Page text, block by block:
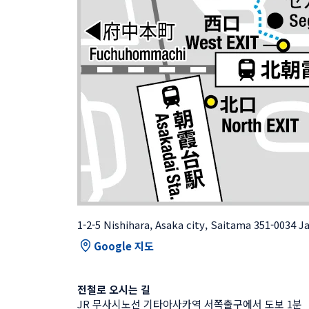
1-2-5 Nishihara, Asaka city, Saitama 351-0034
Google 지도
전철로 오시는 길
JR 무사시노선 기타아사카역 서쪽출구에서 도보 1분